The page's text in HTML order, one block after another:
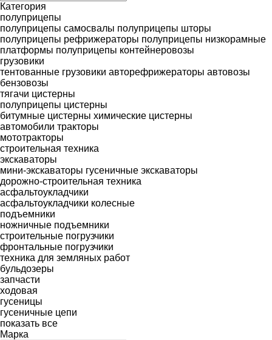
Категория
полуприцепы
полуприцепы самосвалы полуприцепы шторы
полуприцепы рефрижераторы полуприцепы низкорамные
платформы полуприцепы контейнеровозы
грузовики
тентованные грузовики авторефрижераторы автовозы
бензовозы
тягачи цистерны
полуприцепы цистерны
битумные цистерны химические цистерны
автомобили тракторы
мототракторы
строительная техника
экскаваторы
мини-экскаваторы гусеничные экскаваторы
дорожно-строительная техника
асфальтоукладчики
асфальтоукладчики колесные
подъемники
ножничные подъемники
строительные погрузчики
фронтальные погрузчики
техника для земляных работ
бульдозеры
запчасти
ходовая
гусеницы
гусеничные цепи
показать все
Марка